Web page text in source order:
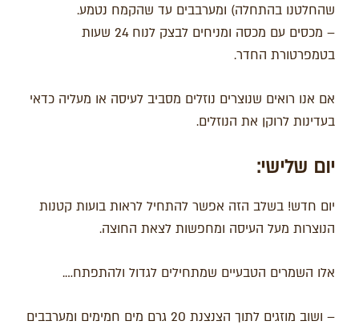
שהחלטנו בהתחלה) ומערבבים עד שהקמח נטמע.
– מכסים עם מכסה ומניחים לבצק לנוח 24 שעות
בטמפרטורת החדר.
אם אנו רואים שנוצרים נוזלים מסביב לעיסה או מעליה כדאי
בעדינות לרוקן את הנוזלים.
יום שלישי:
יום חדש! בשלב הזה אפשר להתחיל לראות בועות קטנות
הנוצרות מעל העיסה ומחפשות לצאת החוצה.
אלו השמרים הטבעיים שמתחילים לגדול ולהתפתח….
– ושוב מוזגים לתוך הצנצנת 20 גרם מים חמימים ומערבבים